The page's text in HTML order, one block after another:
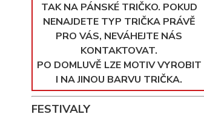
TAK NA PÁNSKÉ TRIČKO. POKUD
NENAJDETE TYP TRIČKA PRÁVĚ
PRO VÁS, NEVÁHEJTE NÁS
KONTAKTOVAT.
PO DOMLUVĚ LZE MOTIV VYROBIT
I NA JINOU BARVU TRIČKA.
FESTIVALY